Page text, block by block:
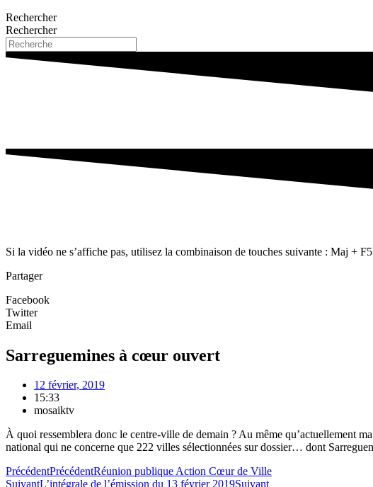
Rechercher
Rechercher
Si la vidéo ne s’affiche pas, utilisez la combinaison de touches suivante : Maj +
Partager
Facebook
Twitter
Email
Sarreguemines à cœur ouvert
12 février, 2019
15:33
mosaiktv
À quoi ressemblera donc le centre-ville de demain ? Au même qu’actuellement
national qui ne concerne que 222 villes sélectionnées sur dossier… dont
PrécédentPrécédentRéunion publique Action Cœur de Ville
SuivantL’intégrale de l’émission du 13 février 2019Suivant